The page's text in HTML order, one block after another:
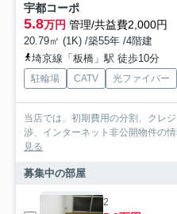
宇都コーポ
5.8万円 管理/共益費2,000円
20.79㎡ (1K) /築55年 /4階建
埼京線「板橋」駅 徒歩10分
駐輪場 CATV 光ファイバー
当店では、初期費用の分割、クレ
渉、インターネット非公開物件の
見る
募集中の部屋
2